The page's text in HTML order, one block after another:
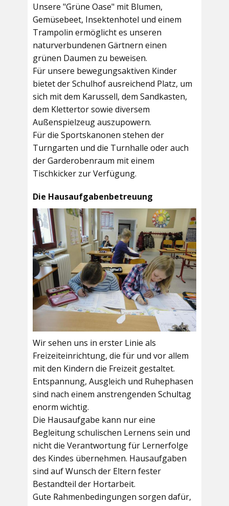
Unsere "Grüne Oase" mit Blumen,
Gemüsebeet, Insektenhotel und einem
Trampolin ermöglicht es unseren
naturverbundenen Gärtnern einen
grünen Daumen zu beweisen.
Für unsere bewegungsaktiven Kinder
bietet derSchulhofausreichend Platz, um
sich mit dem Karussell, dem Sandkasten,
dem Klettertor sowie diversem
Außenspielzeug auszupowern.
Für die Sportskanonen stehen der
Turngarten und die Turnhalle oder auch
derGarderobenraum mit einem
Tischkicker zur Verfügung.
Die Hausaufgabenbetreuung
Wir sehen uns in erster Linie als
Freizeiteinrichtung, die für und vor allem
mit den Kindern die Freizeit gestaltet.
Entspannung, Ausgleich und Ruhephasen
sind nach einem anstrengenden Schultag
enorm wichtig.
Die Hausaufgabe kann nur eine
Begleitung schulischen Lernens sein und
nicht die Verantwortung für Lernerfolge
des Kindes übernehmen. Hausaufgaben
sind auf Wunsch der Eltern fester
Bestandteil der Hortarbeit.
Gute Rahmenbedingungen sorgen dafür,